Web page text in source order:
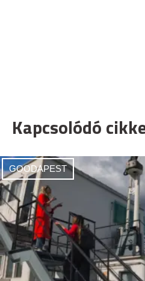
Kapcsolódó
GOODAPEST